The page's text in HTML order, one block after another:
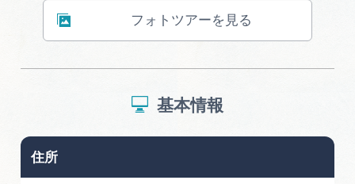
お問い合わせ
運営組織
フォトツアーを見る
基本情報
住所